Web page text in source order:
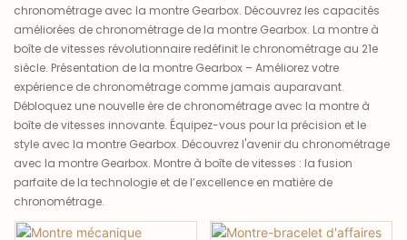
chronométrage avec la montre Gearbox. Découvrez les capacités
améliorées de chronométrage de la montre Gearbox. La montre à
boîte de vitesses révolutionnaire redéfinit le chronométrage au 21e
siècle. Présentation de la montre Gearbox – Améliorez votre
expérience de chronométrage comme jamais auparavant.
Débloquez une nouvelle ère de chronométrage avec la montre à
boîte de vitesses innovante. Équipez-vous pour la précision et le
style avec la montre Gearbox. Découvrez l'avenir du chronométrage
avec la montre Gearbox. Montre à boîte de vitesses : la fusion
parfaite de la technologie et de l’excellence en matière de
chronométrage.